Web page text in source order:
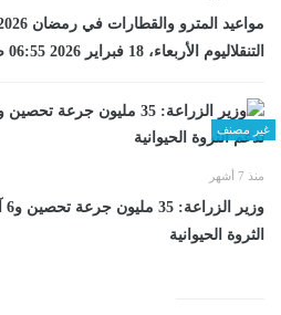
التنقلاليوم الأربعاء، 18 فبراير 2026 06:55 صـ
غير مصنف
منذ 7 أشهر
الثروة الحيوانية